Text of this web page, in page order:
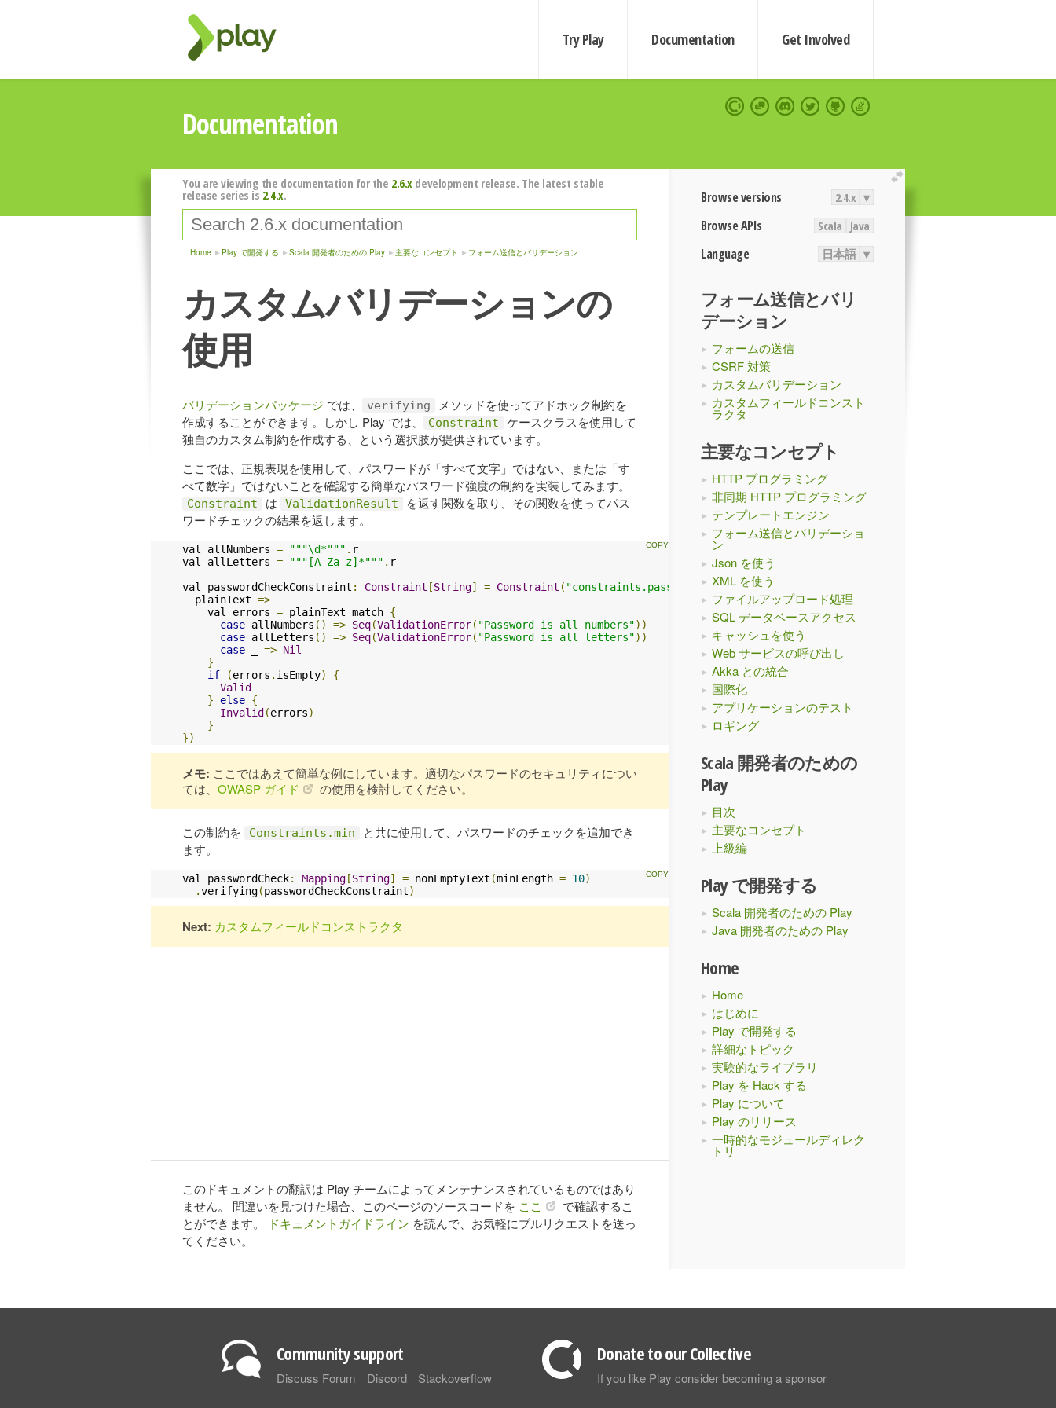
Try Play Documentation Get Involved
Documentation
extend
Browse versions 2.4.x ▾
Browse APIs Scala Java
Language 日本語 ▾
フォーム送信とバリ
デーション
フォームの送信
CSRF 対策
カスタムバリデーション
カスタムフィールドコンスト
ラクタ
主要なコンセプト
HTTP プログラミング
非同期 HTTP プログラミング
テンプレートエンジン
フォーム送信とバリデーショ
ン
Json を使う
XML を使う
ファイルアップロード処理
SQL データベースアクセス
キャッシュを使う
Web サービスの呼び出し
Akka との統合
国際化
アプリケーションのテスト
ロギング
Scala 開発者のための
Play
目次
主要なコンセプト
上級編
Play で開発する
Scala 開発者のための Play
Java 開発者のための Play
Home
Home
はじめに
Play で開発する
詳細なトピック
実験的なライブラリ
Play を Hack する
Play について
Play のリリース
一時的なモジュールディレク
トリ
You are viewing the documentation for the 2.6.xdevelopment release. The latest stable
release series is 2.4.x.
Home Play で開発する Scala 開発者のための Play 主要なコンセプト フォーム送信とバリデーション
カスタムバリデーションの
使用
バリデーションパッケージ では、 verifying
メソッドを使ってアドホック制約を
作成することができます。しかし Play では、
Constraint
ケースクラスを使用して
独自のカスタム制約を作成する、という選択肢が提供されています。
ここでは、正規表現を使用して、パスワードが「すべて文字」ではない、または「す
べて数字」ではないことを確認する簡単なパスワード強度の制約を実装してみます。
Constraint は ValidationResult
を返す関数を取り、その関数を使ってパス
ワードチェックの結果を返します。
val allNumbers = """\d*""" . r
val allLetters = """[A-Za-z]*""" . r
val passwordCheckConstraint : Constraint [String] = Constraint ( "constraints.passwordcheck")({
  plainText
=>
    val errors
= plainText match {
case allNumbers () => Seq(ValidationError( "Password is all numbers"))
case allLetters () => Seq(ValidationError( "Password is all letters"))
case
=> Nil
}
if
(errors . isEmpty)
{
Valid
}
else {
Invalid (errors)
}
})
メモ: ここではあえて簡単な例にしています。適切なパスワードのセキュリティについ
ては、 OWASP ガイド の使用を検討してください。
この制約を Constraints.min
と共に使用して、パスワードのチェックを追加でき
ます。
val passwordCheck: Mapping [String] = nonEmptyText (minLength = 10)
.verifying(passwordCheckConstraint)
Next: カスタムフィールドコンストラクタ
このドキュメントの翻訳は Play チームによってメンテナンスされているものではあり
ません。 間違いを見つけた場合、このページのソースコードを ここ
で確認するこ
とができます。
ドキュメントガイドライン を読んで、お気軽にプルリクエストを送っ
てください。
Community support
Discuss Forum Discord Stackoverflow
Donate to our Collective
If you like Play consider becoming a sponsor